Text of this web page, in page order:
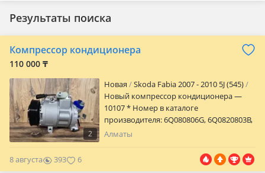
Результаты поиска
Компрессор кондиционера
110 000 ₸
2
Новая
Skoda Fabia 2007 - 2010 5J (545)
Новый компрессор кондиционера —
10107 * Номер в каталоге
производителя: 6Q080806G, 6Q0820803B,
6Q0820803D, 6Q0820803DX, 6Q0820803E,
6Q0820803K, 6Q0820803P, 6Q0820803Q,
6Q0820803R, 6Q0820808, 6Q0820808A,
Алматы
8 августа 393 6